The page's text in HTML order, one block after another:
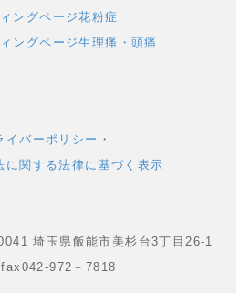
ングページ花粉症
ングページ生理痛・頭痛
イバーポリシー ・
に関する法律に基づく表示
埼玉県飯能市美杉台3丁目26-1
972－7818